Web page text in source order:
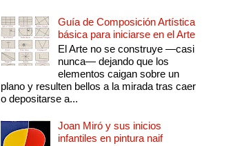
Guía de Composición Artística
básica para iniciarse en el Arte
El Arte no se construye —casi
nunca— dejando que los
elementos caigan sobre un
plano y resulten bellos a la mirada tras caer
o depositarse a...
Joan Miró y sus inicios
infantiles en pintura naif